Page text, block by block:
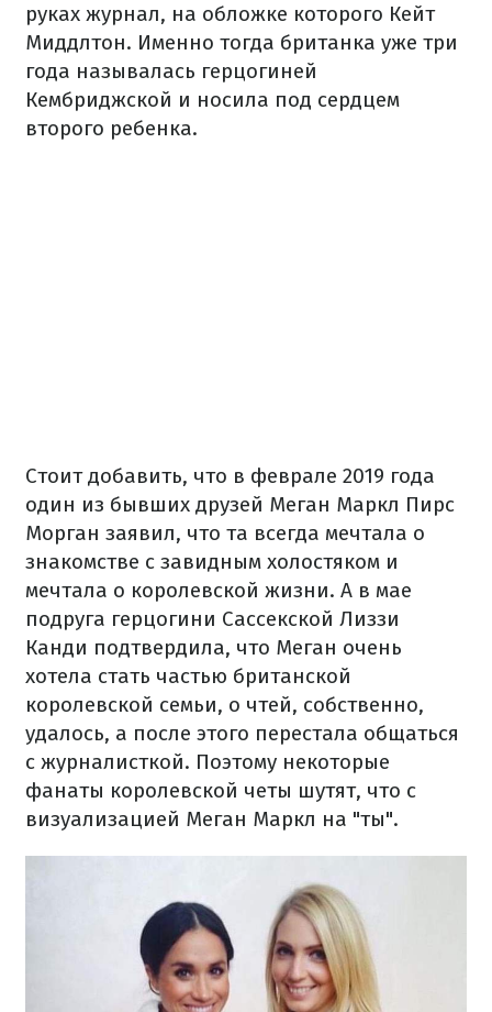
руках журнал, на обложке которого Кейт
Миддлтон. Именно тогда британка уже три
года называлась герцогиней
Кембриджской и носила под сердцем
второго ребенка.
Стоит добавить, что в феврале 2019 года
один из бывших друзей Меган Маркл Пирс
Морган заявил, что та всегда мечтала о
знакомстве с завидным холостяком и
мечтала о королевской жизни. А в мае
подруга герцогини Сассекской Лиззи
Канди подтвердила, что Меган очень
хотела стать частью британской
королевской семьи, о чтей, собственно,
удалось, а после этого перестала общаться
с журналисткой. Поэтому некоторые
фанаты королевской четы шутят, что с
визуализацией Меган Маркл на "ты".